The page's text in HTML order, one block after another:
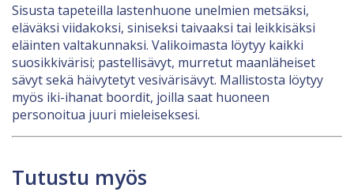
Sisusta tapeteilla lastenhuone unelmien metsäksi,
eläväksi viidakoksi, siniseksi taivaaksi tai leikkisäksi
eläinten valtakunnaksi. Valikoimasta löytyy kaikki
suosikkivärisi; pastellisävyt, murretut maanläheiset
sävyt sekä häivytetyt vesivärisävyt. Mallistosta löytyy
myös iki-ihanat boordit, joilla saat huoneen
personoitua juuri mieleiseksesi.
Tutustu myös